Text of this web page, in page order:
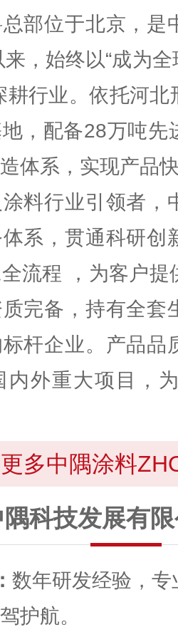
部位于北京，是
，始终以“成为
耕行业。依托河
，配备28万吨先
体系，实现产品
料行业引领者，
系，贯通科研创
流程 ，为客户
完备，持有全套
杆企业。产品品
内外重大项目，
多中隅涂料
科技发展有
数年研发经验，
护航。